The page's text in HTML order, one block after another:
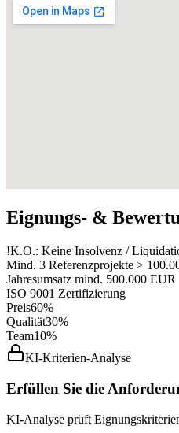
Eignungs- &
!K.O.: Keine Insolvenz /
Mind. 3 Referenzprojekte >
Jahresumsatz mind. 500.000 EUR
ISO 9001 Zertifizierung
Preis60%
Qualität30%
Team10%
KI-Kriterien-Analyse
Erfüllen Sie die
KI-Analyse prüft